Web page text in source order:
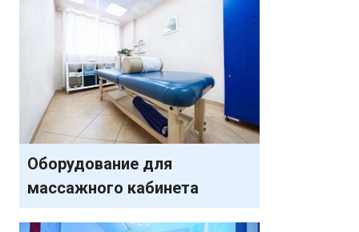
Оборудование для
массажного кабинета